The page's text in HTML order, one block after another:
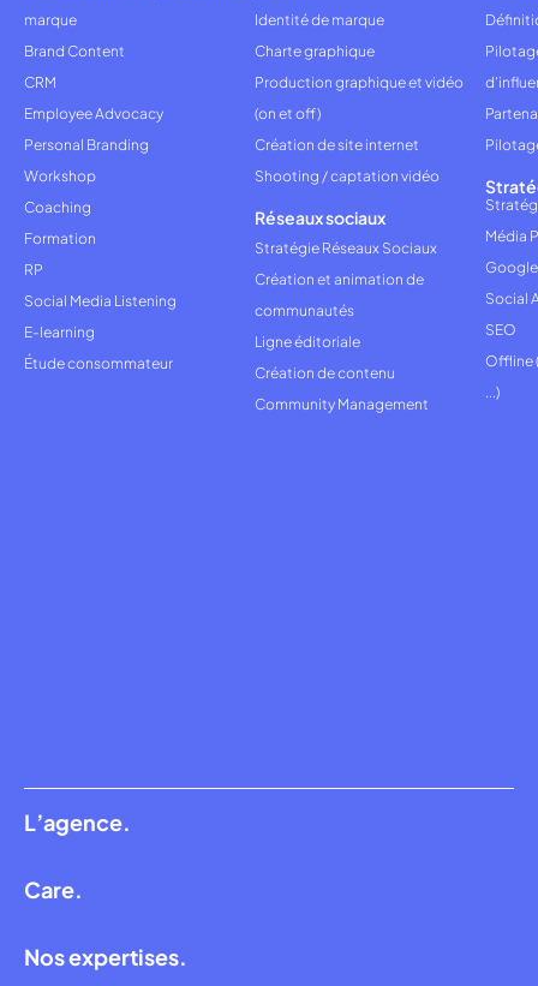
L’agence.
Care.
Nos expertises.
marque
Brand Content
CRM
Employee Advocacy
Personal Branding
Workshop
Coaching
Formation
RP
Social Media Listening
E-learning
Étude consommateur
Identité de marque
Charte graphique
Production graphique et vidéo
(on et off)
Création de site internet
Shooting / captation vidéo
Réseaux sociaux
Stratégie Réseaux Sociaux
Création et animation de
communautés
Ligne éditoriale
Création de contenu
Community Management
Média
Social
SEO
Offline
...)